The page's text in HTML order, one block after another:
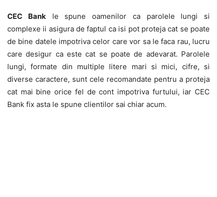
CEC Bankle spune oamenilor ca parolele lungi si
complexe ii asigura de faptul ca isi pot proteja cat se poate
de bine datele impotriva celor care vor sa le faca rau, lucru
care desigur ca este cat se poate de adevarat. Parolele
lungi, formate din multiple litere mari si mici, cifre, si
diverse caractere, sunt cele recomandate pentru a proteja
cat mai bine orice fel de cont impotriva furtului, iar CEC
Bank fix asta le spune clientilor sai chiar acum.